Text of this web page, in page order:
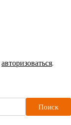
авторизоваться.
Поиск